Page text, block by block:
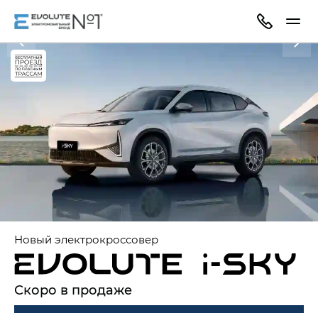
Новый электрокроссовер
Скоро в продаже